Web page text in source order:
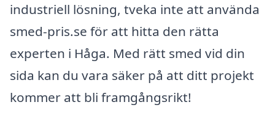
industriell lösning, tveka inte att använda
smed-pris.se för att hitta den rätta
experten i Håga. Med rätt smed vid din
sida kan du vara säker på att ditt projekt
kommer att bli framgångsrikt!